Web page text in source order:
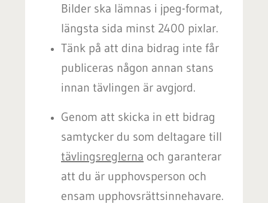
Bilder ska lämnas i jpeg-format,
längsta sida minst 2400 pixlar.
Tänk på att dina bidrag inte får
publiceras någon annan stans
innan tävlingen är avgjord.
Genom att skicka in ett bidrag
samtycker du som deltagare till
tävlingsreglerna och garanterar
att du är upphovsperson och
ensam upphovsrättsinnehavare.